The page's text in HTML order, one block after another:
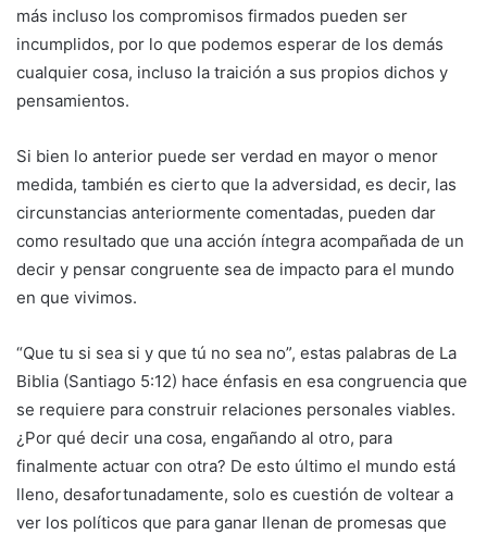
más incluso los compromisos firmados pueden ser
incumplidos, por lo que podemos esperar de los demás
cualquier cosa, incluso la traición a sus propios dichos y
pensamientos.
Si bien lo anterior puede ser verdad en mayor o menor
medida, también es cierto que la adversidad, es decir, las
circunstancias anteriormente comentadas, pueden dar
como resultado que una acción íntegra acompañada de un
decir y pensar congruente sea de impacto para el mundo
en que vivimos.
“Que tu si sea si y que tú no sea no”, estas palabras de La
Biblia (Santiago 5:12) hace énfasis en esa congruencia que
se requiere para construir relaciones personales viables.
¿Por qué decir una cosa, engañando al otro, para
finalmente actuar con otra? De esto último el mundo está
lleno, desafortunadamente, solo es cuestión de voltear a
ver los políticos que para ganar llenan de promesas que